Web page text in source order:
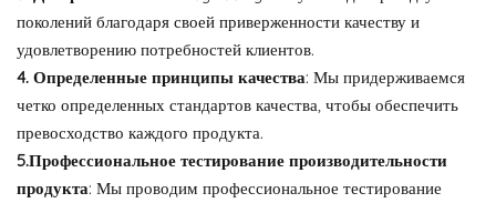
поколений благодаря своей приверженности качеству и
удовлетворению потребностей клиентов.
4. Определенные принципы качества: Мы придерживаемся
четко определенных стандартов качества, чтобы обеспечить
превосходство каждого продукта.
5.Профессиональное тестирование производительности
продукта: Мы проводим профессиональное тестирование